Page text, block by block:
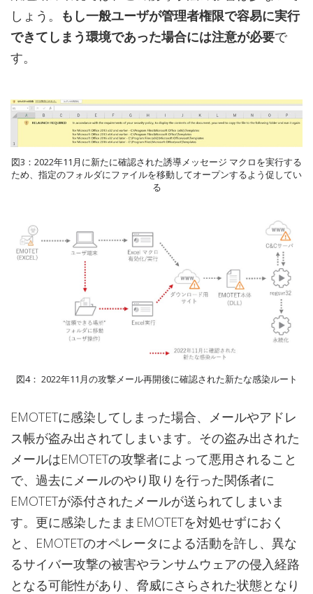
しょう。
もし一般ユーザが管理者権限で容易に実行
できてしまう環境であった場合には注意が必要で
す。
図3：2022年11月に新たに確認された誘導メッセージ マクロを実行する
ため、指定のフォルダにファイルを移動してオープンするよう促してい
る
図4： 2022年11月の攻撃メール再開後に確認された新たな感染ルート
EMOTETに感染してしまった場合、メールやアドレ
ス帳が盗み出されてしまいます。その盗み出された
メールはEMOTETの攻撃者によって悪用されること
で、過去にメールのやり取りを行った関係者に
EMOTETが添付されたメールが送られてしまいま
す。更に感染したままEMOTETを対処せずにおく
と、EMOTETのオペレータによる活動を許し、異な
るサイバー攻撃の被害やランサムウェアの侵入経路
となる可能性があり、脅威にさらされた状態となり